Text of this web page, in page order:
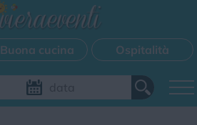
Buona cucina Ospitalità